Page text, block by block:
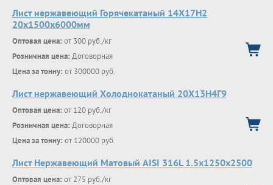
Лист нержавеющий Горячекатаный 14Х17Н2
20x1500x6000мм
Оптовая цена: от 300 руб./кг
Розничная цена: Договорная
Цена за тонну: от 300000 руб.
Лист нержавеющий Холоднокатаный 20Х13Н4Г9
Оптовая цена: от 120 руб./кг
Розничная цена: Договорная
Цена за тонну: от 120000 руб.
Лист Нержавеющий Матовый AISI 316L 1.5х1250х2500
Оптовая цена: от 275 руб./кг